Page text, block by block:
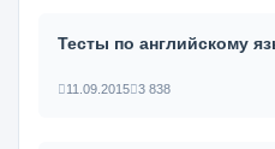
Тесты по английскому
11.09.2015 3 838